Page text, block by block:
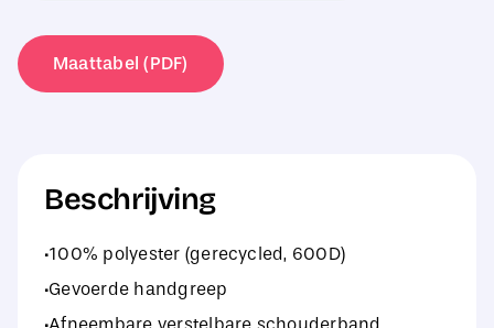
aantal
Maattabel (PDF)
Beschrijving
·100% polyester (gerecycled, 600D)
·Gevoerde handgreep